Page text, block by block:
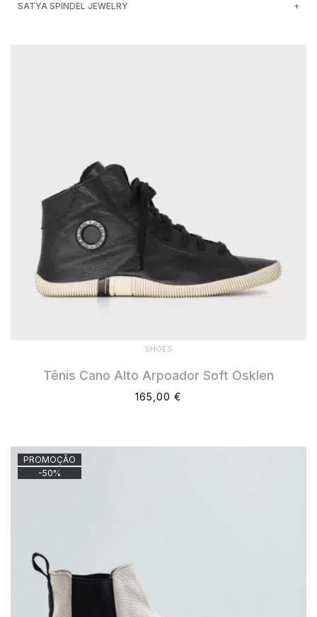
SATYA SPINDEL JEWELRY
SHOES
Tênis Cano Alto Arpoador Soft Osklen
165,00 €
-50%
PROMOÇÃO